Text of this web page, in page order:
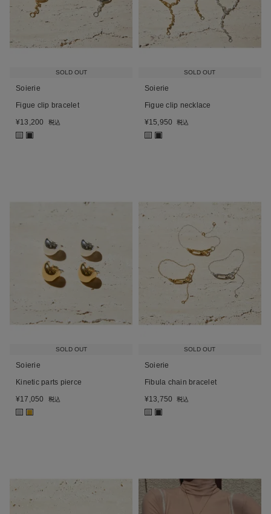
SOLD OUT
Soierie
Figue clip bracelet
¥13,200 税込
■ ■
SOLD OUT
Soierie
Figue clip necklace
¥15,950 税込
■ ■
SOLD OUT
Soierie
Kinetic parts pierce
¥17,050 税込
SOLD OUT
Soierie
Fibula chain bracelet
¥13,750 税込